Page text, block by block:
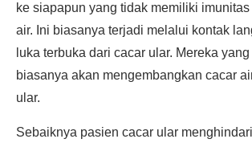
ke siapapun yang tidak memiliki
air. Ini biasanya terjadi melalui kontak
luka terbuka dari cacar ular. Mereka
biasanya akan mengembangkan cacar
ular.
Sebaiknya pasien cacar ular